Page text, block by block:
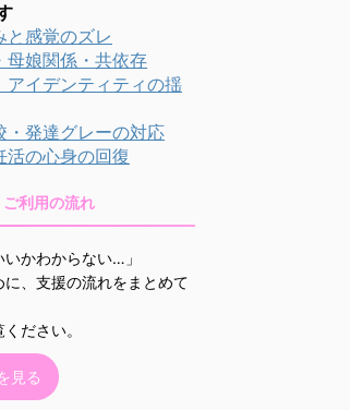
と感覚のズレ
母娘関係・共依存
アイデンティティの揺
・発達グレーの対応
活の心身の回復
利用の流れ
いかわからない…」
、支援の流れをまとめて
ださい。
見る